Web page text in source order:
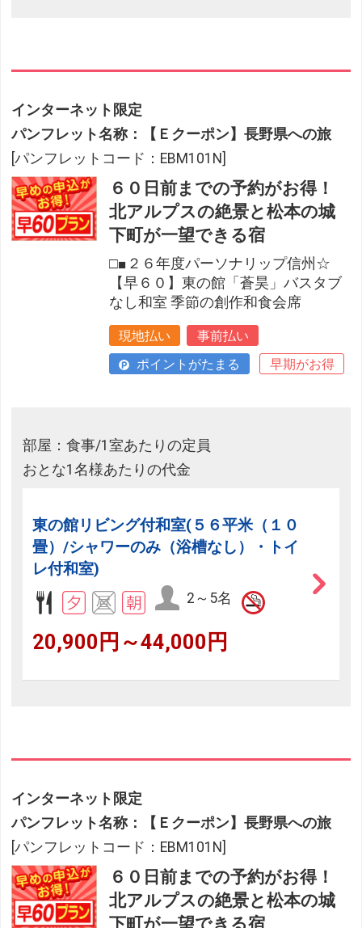
インターネット限定
パンフレット名称：【Ｅクーポン】長野県への旅
[パンフレットコード：EBM101N]
６０日前までの予約がお得！
北アルプスの絶景と松本の城
下町が一望できる宿
□■２６年度パーソナリップ信州☆
【早６０】東の館「蒼昊」バスタブ
なし和室 季節の創作和食会席
現地払い
事前払い
ポイントがたまる
早期がお得
部屋：食事/1室あたりの定員
おとな1名様あたりの代金
東の館リビング付和室(５６平米（１０
畳）/シャワーのみ（浴槽なし）・トイ
レ付和室)
2～5名
20,900円～44,000円
インターネット限定
パンフレット名称：【Ｅクーポン】長野県への旅
[パンフレットコード：EBM101N]
６０日前までの予約がお得！
北アルプスの絶景と松本の城
下町が一望できる宿